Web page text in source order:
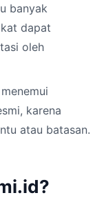
banyak
dapat
oleh
karena
atau batasan.